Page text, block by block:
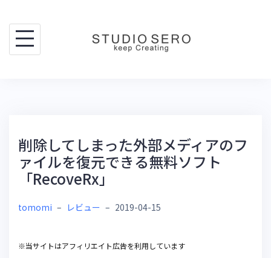
content
削除してしまった外部メディアのフ
ァイルを復元できる無料ソフト
「RecoveRx」
tomomi – レビュー – 2019-04-15
※当サイトはアフィリエイト広告を利用しています